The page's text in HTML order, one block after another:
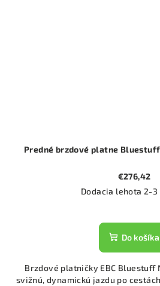
Predné brzdové platne Bluestuff
€276,42
Dodacia lehota 2-3
Do košíka
Brzdové platničky EBC Bluestuff
svižnú, dynamickú jazdu po